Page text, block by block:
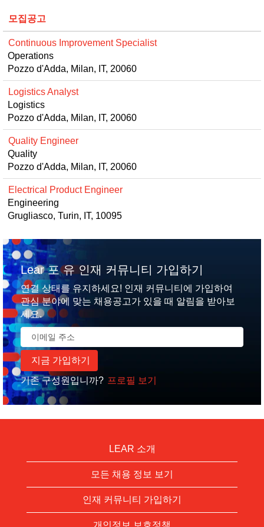
모집공고
Continuous Improvement Specialist
Operations
Pozzo d'Adda, Milan, IT, 20060
Logistics Analyst
Logistics
Pozzo d'Adda, Milan, IT, 20060
Quality Engineer
Quality
Pozzo d'Adda, Milan, IT, 20060
Electrical Product Engineer
Engineering
Grugliasco, Turin, IT, 10095
Lear 포 유 인재 커뮤니티 가입하기
연결 상태를 유지하세요! 인재 커뮤니티에 가입하여
관심 분야에 맞는 채용공고가 있을 때 알림을 받아보
세요.
기존 구성원입니까? 프로필 보기
LEAR 소개
모든 채용 정보 보기
인재 커뮤니티 가입하기
개인정보 보호정책